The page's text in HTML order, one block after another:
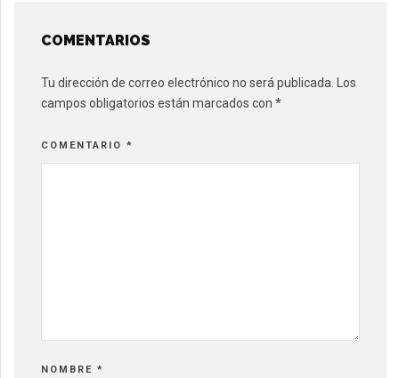
COMENTARIOS
Tu dirección de correo electrónico no será publicada. Los
campos obligatorios están marcados con *
COMENTARIO *
NOMBRE *